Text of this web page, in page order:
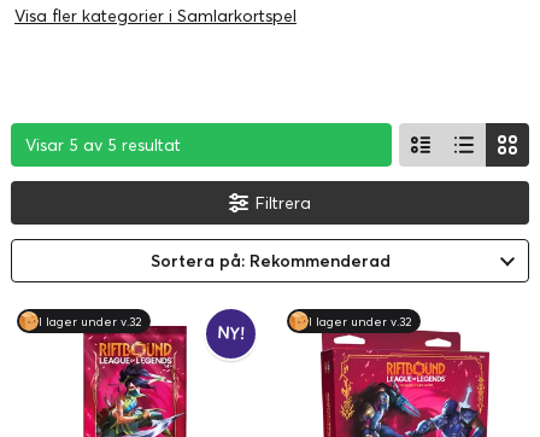
Visa fler kategorier i Samlarkortspel
Visar 5 av 5 resultat
Visar 5 av 5 resultat
Visar 5 av 5 resultat
Filtrera
Sortera på: Rekommenderad
I lager under v.32
NY!
I lager under v.32